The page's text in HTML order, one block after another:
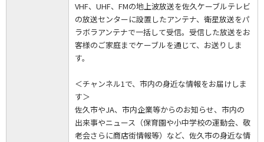
VHF、UHF、FMの地上波放送を佐久ケーブルテレビ
の放送センターに設置したアンテナ、衛星放送をパ
ラボラアンテナで一括して受信。受信した放送をお
客様のご家庭までケーブルを通じて、お送りしま
す。
＜チャンネル1で、市内の身近な情報をお届けしま
す＞
佐久市やJA、市内企業等からのお知らせ、市内の
出来事やニュース（保育園や小中学校の運動会、敬
老会さらに商店街情報等）など、佐久市の身近な情